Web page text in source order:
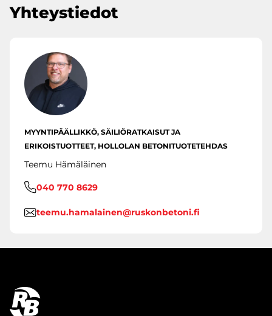
Yhteystiedot
MYYNTIPÄÄLLIKKÖ, SÄILIÖRATKAISUT JA
ERIKOISTUOTTEET, HOLLOLAN BETONITUOTETEHDAS
Teemu Hämäläinen
040 770 8629
teemu.hamalainen@ruskonbetoni.fi